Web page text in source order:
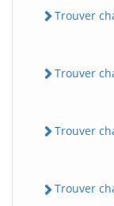
Trouver
Trouver
Trouver
Trouver